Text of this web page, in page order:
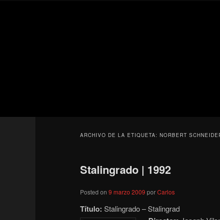
ARCHIVO DE LA ETIQUETA:NORBERT
Stalingrado | 1992
Posted on9 marzo 2009 porCarlos
Título: Stalingrado – Stalingrad